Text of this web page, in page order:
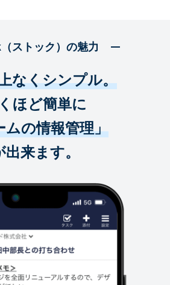
ストック）の魅力
なくシンプル。
ほど簡単に
ムの情報管理」
出来ます。